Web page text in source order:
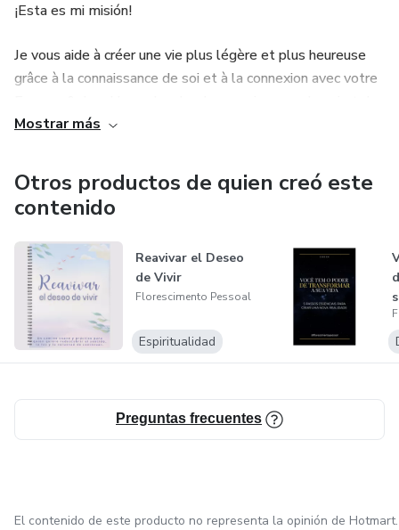
¡Esta es mi misión!
Je vous aide à créer une vie plus légère et plus heureuse
grâce à la connaissance de soi et à la connexion avec votre
connexion avec ma part Divine m'a fait venir ici, dans le but
difficultés de la vie. C'est ma mission !Je vous aide à créer
une vie plus légère et plus heureuse grâce à la
connaissance de soi et à la connexion avec votre
Essence&nbsp;! La recherche de connaissance de soi et de
connexion avec ma part Divine m'a fait venir ici, dans le but
d'aider les gens à être plus heureux, même face aux
difficultés de la vie. C'est ma mission !
Mostrar más
Otros productos de quien creó este
contenido
Reavivar el Deseo
de Vivir
Florescimento Pessoal
Espiritualidad
Preguntas frecuentes
El contenido de este producto no representa la opinión de Hotmart.